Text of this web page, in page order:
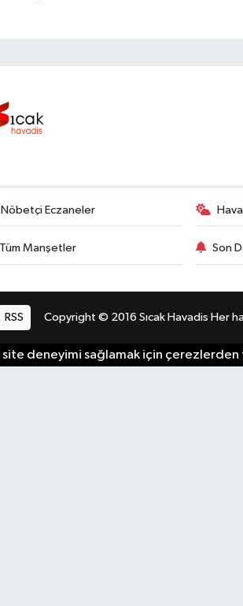
Nöbetçi Eczaneler
Tüm Manşetler Son
RSS Copyright © 2016 Sıcak Havadis Her
site deneyimi sağlamak için çerezlerden